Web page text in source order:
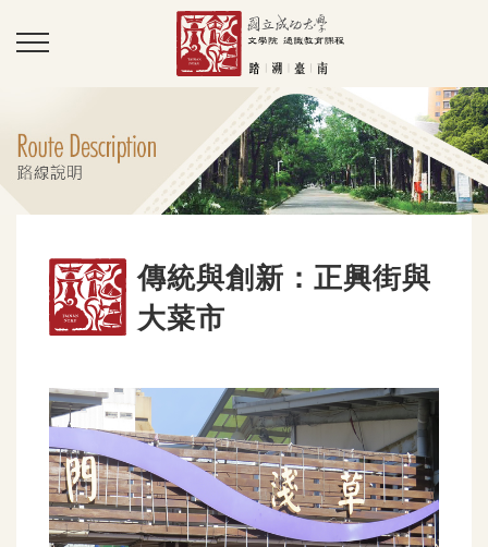
傳統與創新：正興街與
大菜市